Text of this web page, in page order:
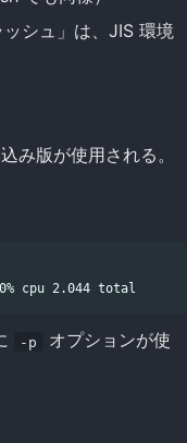
シュ」は、JIS 環境
み版が使用される。
-p
オプションが使